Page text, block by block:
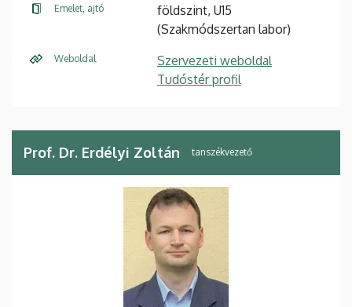
Emelet, ajtó
földszint, U15
(Szakmódszertan labor)
Weboldal
Szervezeti weboldal
Tudóstér profil
Prof. Dr. Erdélyi Zoltán tanszékvezető